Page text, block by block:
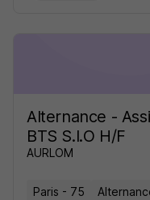
Alternance -
BTS S.I.O H/F
AURLOM
Paris - 75